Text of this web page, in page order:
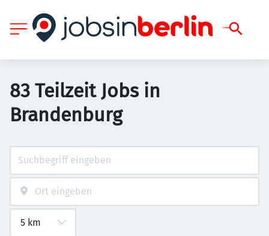
83 Teilzeit Jobs in
Brandenburg